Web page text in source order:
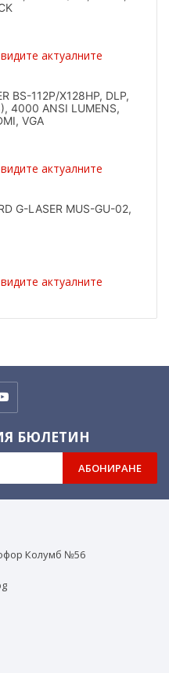
актуалните
BS-112P/X128HP, DLP,
4000 ANSI LUMENS,
VGA
актуалните
G-LASER MUS-GU-02,
актуалните
БЮЛЕТИН
АБОНИРАНЕ
Колумб №56